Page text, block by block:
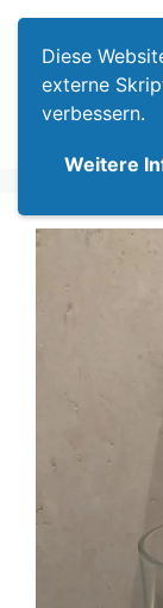
Diese
externe
verbessern.
Weitere
Zum
Inhalt
springen